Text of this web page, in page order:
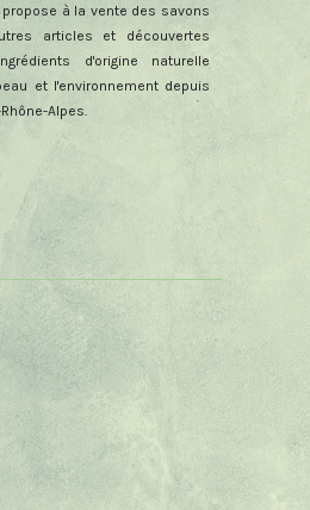
à la vente des savons
articles et découvertes
d'origine naturelle
et l'environnement depuis
Alpes.